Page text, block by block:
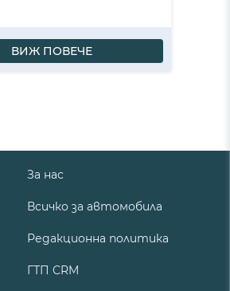
ВИЖ ПОВЕЧЕ
За нас
Всичко за автомобила
Редакционна политика
ГТП CRM